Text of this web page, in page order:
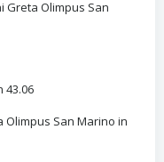
Greta Olimpus San
43.06
San Marino in